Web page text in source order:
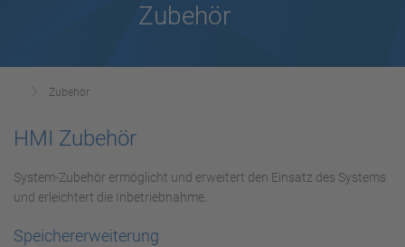
Zubehör
Zubehör
HMI Zubehör
System-Zubehör ermöglicht und erweitert den Einsatz des Systems
und erleichtert die Inbetriebnahme.
Speichererweiterung